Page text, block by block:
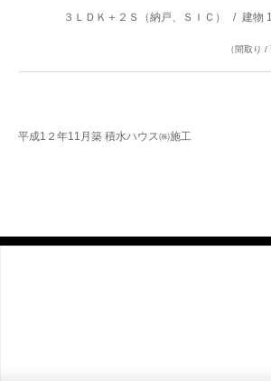
３ＬＤＫ＋２Ｓ（納戸、ＳＩＣ）
建物
（間取り
平成1２年11月築 積水ハウス㈱施工